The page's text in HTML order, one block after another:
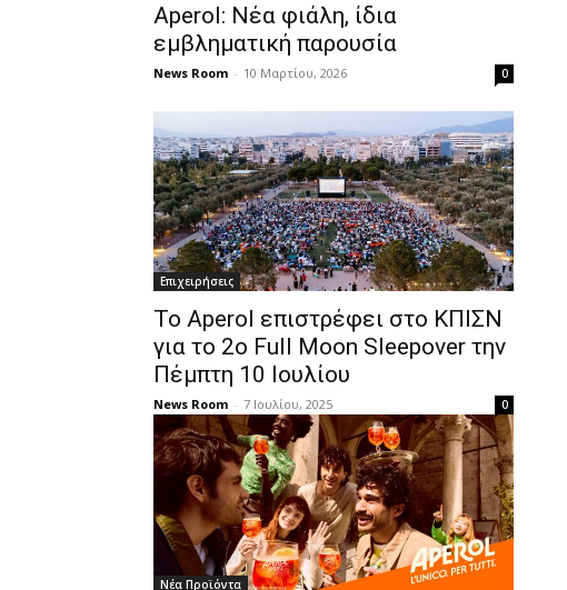
Aperol: Νέα φιάλη, ίδια
εμβληματική παρουσία
News Room - 10 Μαρτίου, 2026 0
Επιχειρήσεις
Το Aperol επιστρέφει στο ΚΠΙΣΝ
για το 2ο Full Moon Sleepover την
Πέμπτη 10 Ιουλίου
News Room - 7 Ιουλίου, 2025 0
Νέα Προϊόντα